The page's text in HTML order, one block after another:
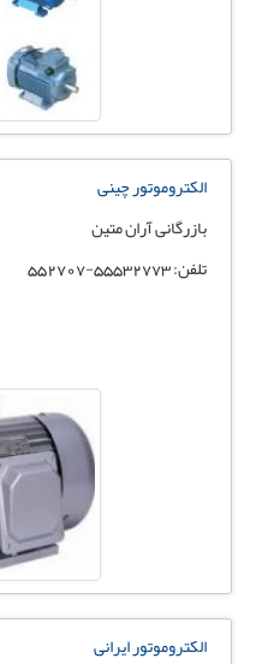
الکتروموتور چینی
بازرگانی آران متین
تلفن: 55532773-552707
الکتروموتور ایرانی